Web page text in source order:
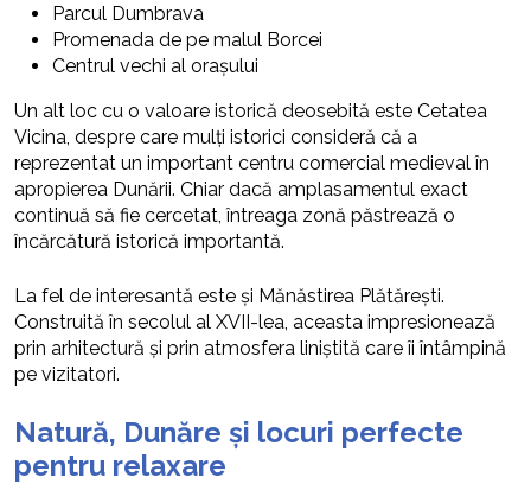
Parcul Dumbrava
Promenada de pe malul Borcei
Centrul vechi al orașului
Un alt loc cu o valoare istorică deosebită este Cetatea
Vicina, despre care mulți istorici consideră că a
reprezentat un important centru comercial medieval în
apropierea Dunării. Chiar dacă amplasamentul exact
continuă să fie cercetat, întreaga zonă păstrează o
încărcătură istorică importantă.
La fel de interesantă este și Mănăstirea Plătărești.
Construită în secolul al XVII-lea, aceasta impresionează
prin arhitectură și prin atmosfera liniștită care îi întâmpină
pe vizitatori.
Natură, Dunăre și locuri perfecte
pentru relaxare